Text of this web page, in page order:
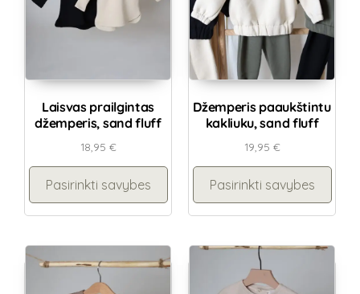
Laisvas prailgintas
džemperis, sand fluff
18,95 €
Pasirinkti savybes
Džemperis paaukštintu
kakliuku, sand fluff
19,95 €
Pasirinkti savybes